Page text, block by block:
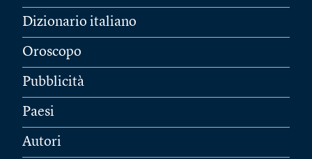
Dizionario italiano
Oroscopo
Pubblicità
Paesi
Autori